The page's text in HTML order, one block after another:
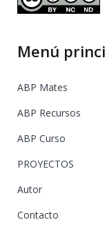
Menú
ABP Mates
ABP Recursos
ABP Curso
PROYECTOS
Autor
Contacto